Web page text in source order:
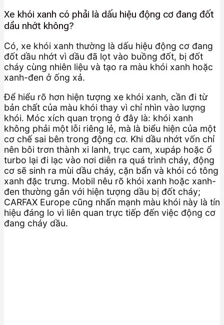
Xe khói xanh có phải là dấu hiệu động cơ đang đốt
dầu nhớt không?
Có, xe khói xanh thường là dấu hiệu động cơ đang
đốt dầu nhớt vì dầu đã lọt vào buồng đốt, bị đốt
cháy cùng nhiên liệu và tạo ra màu khói xanh hoặc
xanh-đen ở ống xả.
Để hiểu rõ hơn hiện tượng xe khói xanh, cần đi từ
bản chất của màu khói thay vì chỉ nhìn vào lượng
khói. Móc xích quan trọng ở đây là: khói xanh
không phải một lỗi riêng lẻ, mà là biểu hiện của một
cơ chế sai bên trong động cơ. Khi dầu nhớt vốn chỉ
nên bôi trơn thành xi lanh, trục cam, xupáp hoặc ổ
turbo lại đi lạc vào nơi diễn ra quá trình cháy, động
cơ sẽ sinh ra mùi dầu cháy, cặn bẩn và khói có tông
xanh đặc trưng. Mobil nêu rõ khói xanh hoặc xanh-
đen thường gắn với hiện tượng dầu bị đốt cháy;
CARFAX Europe cũng nhấn mạnh màu khói này là tín
hiệu đáng lo vì liên quan trực tiếp đến việc động cơ
đang cháy dầu.